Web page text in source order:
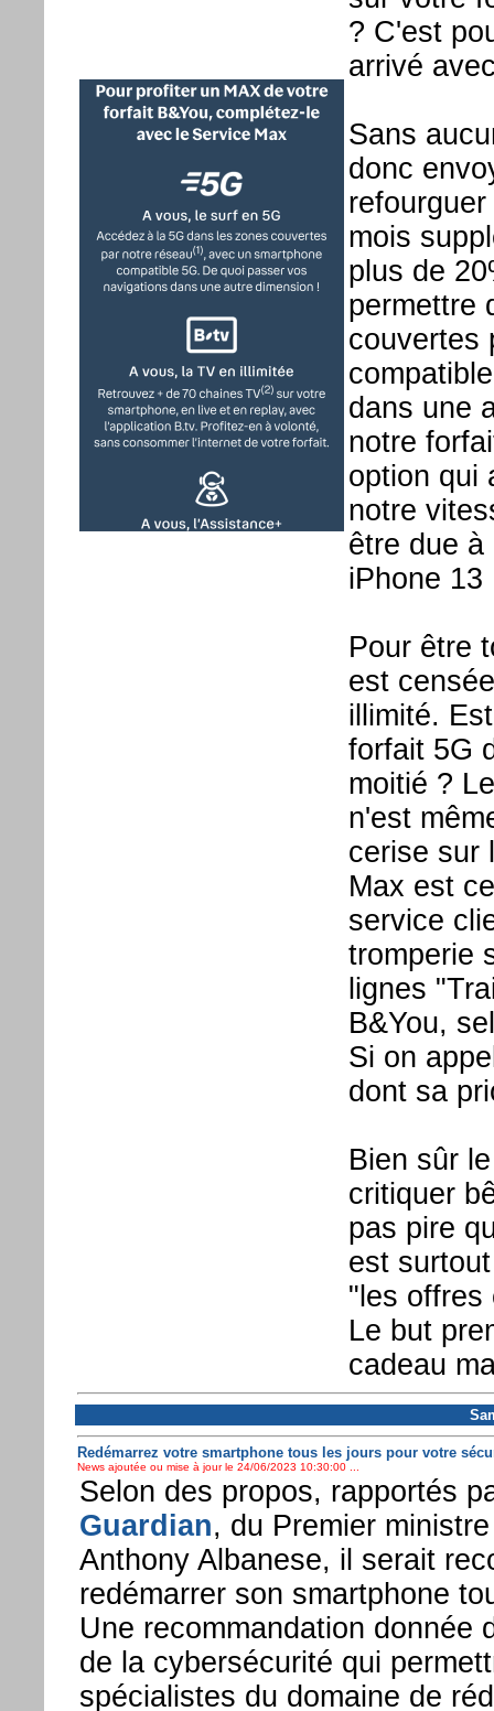
? C'est
arrivé
Sans
donc
mois
plus de
permettre
couvertes
dans une
notre
option qui
notre
être due à
iPhone 13
Pour être
est
illimité.
forfait 5G
moitié ?
n'est
cerise sur
Max est
service
tromperie
lignes
B&You,
Si on
dont sa
Bien sûr
critiquer
pas pire
est
"les offres
Le but
cadeau
Redémarrez votre smartphone tous les jours pour votre
News ajoutée ou mise à jour le 24/06/2023 10:30:00 ...
Selon des propos, rapportés
Guardian, du Premier
Anthony Albanese, il serait
redémarrer son smartphone
Une recommandation donnée
de la cybersécurité qui
spécialistes du domaine de